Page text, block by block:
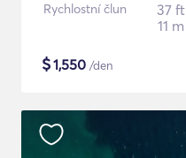
Rychlostní člun
37 ft
11 m
$1,550 /den